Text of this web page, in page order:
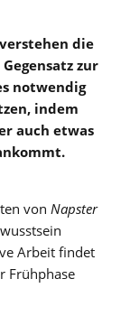
die
zur
notwendig
indem
auch etwas
von Napster
Arbeit findet
Frühphase